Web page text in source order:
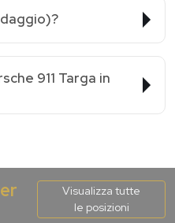
911 Targa in
Visualizza tutte
le posizioni